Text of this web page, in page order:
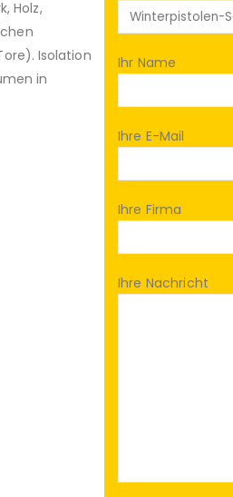
Holz,
Isolation
in
Ihr Name
Ihre E-Mail
Ihre Firma
Ihre Nachricht